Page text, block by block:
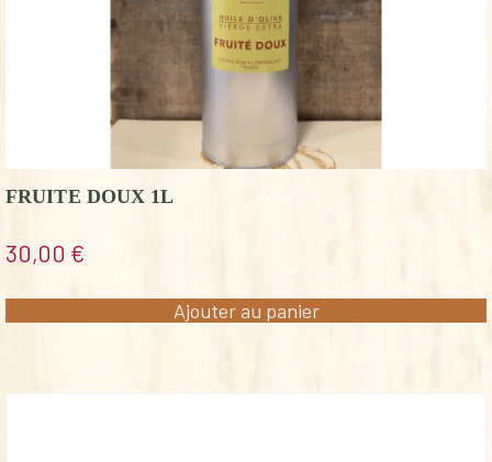
FRUITE DOUX 1L
30,00 €
Ajouter au panier